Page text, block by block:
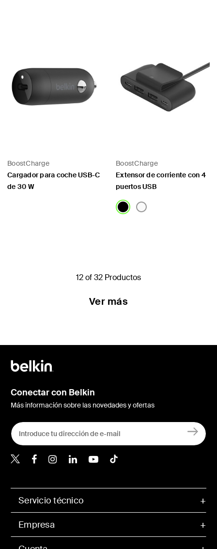
BoostCharge
Cargador para coche USB-C
de 30 W
BoostCharge
Extensor de corriente con 4
puertos USB
12 of 32 Productos
Ver más
Servicio técnico
Empresa
Conectar con Belkin
Más información sobre las novedades y ofertas
Belkin Twitter